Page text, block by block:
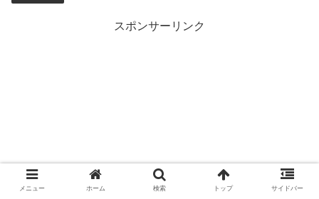
スポンサーリンク
メニュー ホーム 検索 トップ サイドバー